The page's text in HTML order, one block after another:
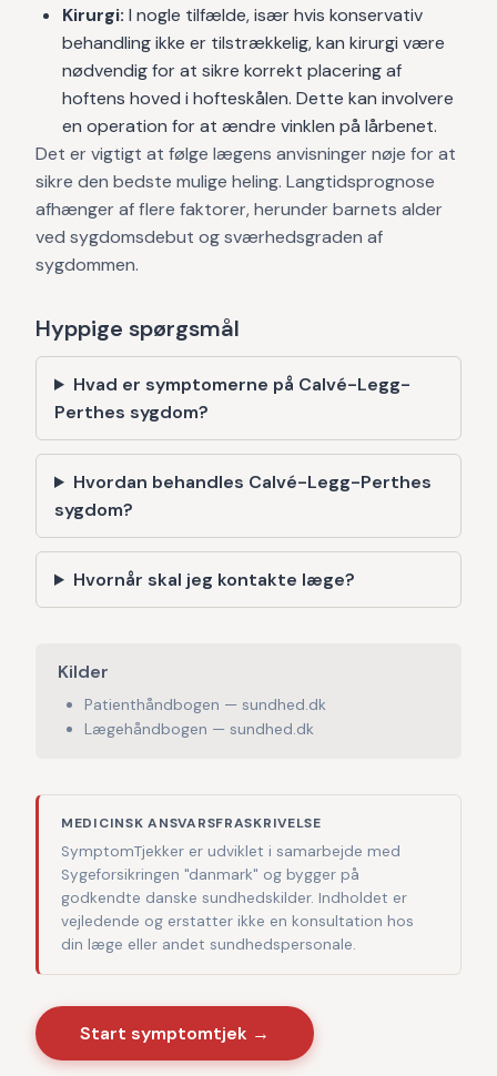
Kirurgi: I nogle tilfælde, især hvis konservativ
behandling ikke er tilstrækkelig, kan kirurgi være
nødvendig for at sikre korrekt placering af
hoftens hoved i hofteskålen. Dette kan involvere
en operation for at ændre vinklen på lårbenet.
Det er vigtigt at følge lægens anvisninger nøje for at
sikre den bedste mulige heling. Langtidsprognose
afhænger af flere faktorer, herunder barnets alder
ved sygdomsdebut og sværhedsgraden af
sygdommen.
Hyppige spørgsmål
Hvad er symptomerne på Calvé-Legg-
Perthes sygdom?
Hvordan behandles Calvé-Legg-Perthes
sygdom?
Hvornår skal jeg kontakte læge?
Kilder
Patienthåndbogen — sundhed.dk
Lægehåndbogen — sundhed.dk
MEDICINSK ANSVARSFRASKRIVELSE
SymptomTjekker er udviklet i samarbejde med
Sygeforsikringen "danmark" og bygger på
godkendte danske sundhedskilder. Indholdet er
vejledende og erstatter ikke en konsultation hos
din læge eller andet sundhedspersonale.
Start symptomtjek →